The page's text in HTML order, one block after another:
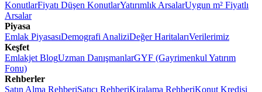
KonutlarFiyatı Düşen KonutlarYatırımlık ArsalarUygun m² Fiyatlı
Arsalar
Piyasa
Emlak PiyasasıDemografi AnaliziDeğer HaritalarıVerilerimiz
Keşfet
Emlakjet BlogUzman DanışmanlarGYF (Gayrimenkul Yatırım
Fonu)
Rehberler
Satın Alma RehberiSatıcı RehberiKiralama RehberiKonut Kredisi